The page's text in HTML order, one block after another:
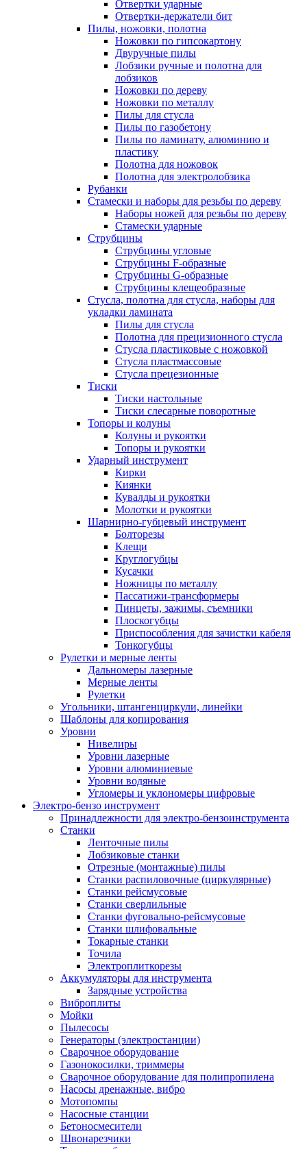
Отвертки ударные
Отвертки-держатели бит
Пилы, ножовки, полотна
Ножовки по гипсокартону
Двуручные пилы
Лобзики ручные и полотна для
лобзиков
Ножовки по дереву
Ножовки по металлу
Пилы для стусла
Пилы по газобетону
Пилы по ламинату, алюминию и
пластику
Полотна для ножовок
Полотна для электролобзика
Рубанки
Стамески и наборы для резьбы по дереву
Наборы ножей для резьбы по дереву
Стамески ударные
Струбцины
Струбцины угловые
Струбцины F-образные
Струбцины G-образные
Струбцины клещеобразные
Стусла, полотна для стусла, наборы для
укладки ламината
Пилы для стусла
Полотна для прецизионного стусла
Стусла пластиковые с ножовкой
Стусла пластмассовые
Стусла прецезионные
Тиски
Тиски настольные
Тиски слесарные поворотные
Топоры и колуны
Колуны и рукоятки
Топоры и рукоятки
Ударный инструмент
Кирки
Киянки
Кувалды и рукоятки
Молотки и рукоятки
Шарнирно-губцевый инструмент
Болторезы
Клещи
Круглогубцы
Кусачки
Ножницы по металлу
Пассатижи-трансформеры
Пинцеты, зажимы, съемники
Плоскогубцы
Приспособления для зачистки кабеля
Тонкогубцы
Рулетки и мерные ленты
Дальномеры лазерные
Мерные ленты
Рулетки
Угольники, штангенциркули, линейки
Шаблоны для копирования
Уровни
Нивелиры
Уровни лазерные
Уровни алюминиевые
Уровни водяные
Угломеры и уклономеры цифровые
Электро-бензо инструмент
Принадлежности для электро-бензоинструмента
Станки
Ленточные пилы
Лобзиковые станки
Отрезные (монтажные) пилы
Станки распиловочные (циркулярные)
Станки рейсмусовые
Станки сверлильные
Станки фуговально-рейсмусовые
Станки шлифовальные
Токарные станки
Точила
Электроплиткорезы
Аккумуляторы для инструмента
Зарядные устройства
Виброплиты
Мойки
Пылесосы
Генераторы (электростанции)
Сварочное оборудование
Газонокосилки, триммеры
Сварочное оборудование для полипропилена
Насосы дренажные, вибро
Мотопомпы
Насосные станции
Бетоносмесители
Швонарезчики